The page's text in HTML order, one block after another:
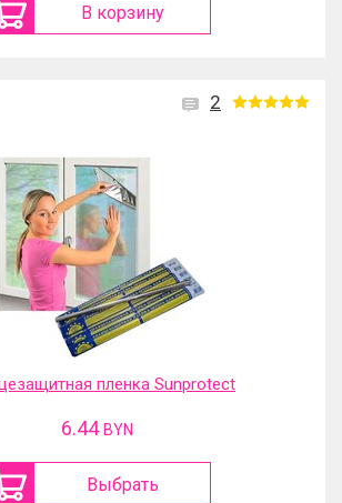
В корзину
2
пленка Sunprotect
6.44 BYN
Выбрать